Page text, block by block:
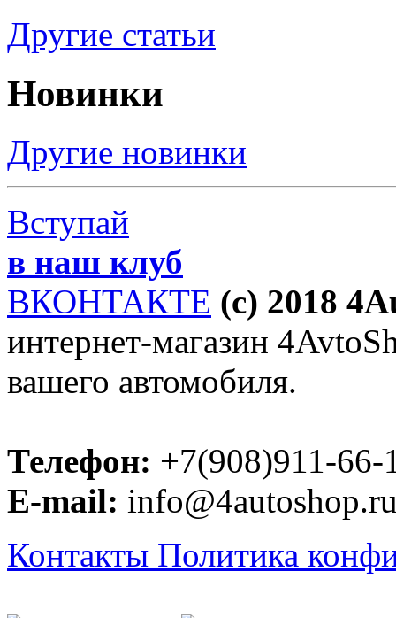
Другие статьи
Новинки
Другие новинки
Вступай
в наш клуб
ВКОНТАКТЕ (c) 2018
интернет-магазин
вашего автомобиля.
Телефон: +7(908)911-66-
E-mail:
Контакты Политика